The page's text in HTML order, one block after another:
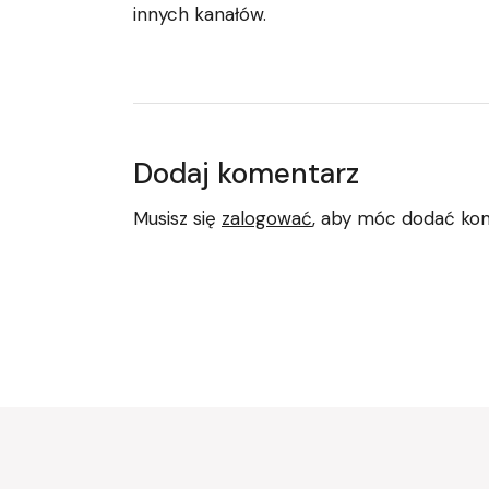
innych kanałów.
Dodaj komentarz
Musisz się zalogować, aby móc dodać